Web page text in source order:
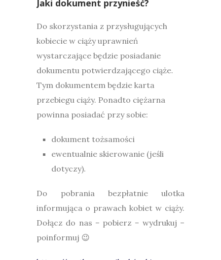
Jaki dokument przynieść?
Do skorzystania z przysługujących
kobiecie w ciąży uprawnień
wystarczające będzie posiadanie
dokumentu potwierdzającego ciąże.
Tym dokumentem będzie karta
przebiegu ciąży. Ponadto ciężarna
powinna posiadać przy sobie:
dokument tożsamości
ewentualnie skierowanie (jeśli
dotyczy).
Do pobrania bezpłatnie ulotka
informująca o prawach kobiet w ciąży.
Dołącz do nas – pobierz – wydrukuj –
poinformuj 😉